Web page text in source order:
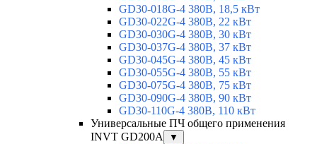
GD30-018G-4 380В, 18,5 кВт
GD30-022G-4 380В, 22 кВт
GD30-030G-4 380В, 30 кВт
GD30-037G-4 380В, 37 кВт
GD30-045G-4 380В, 45 кВт
GD30-055G-4 380В, 55 кВт
GD30-075G-4 380В, 75 кВт
GD30-090G-4 380В, 90 кВт
GD30-110G-4 380В, 110 кВт
Универсальные ПЧ общего применения
INVT GD200A
▼